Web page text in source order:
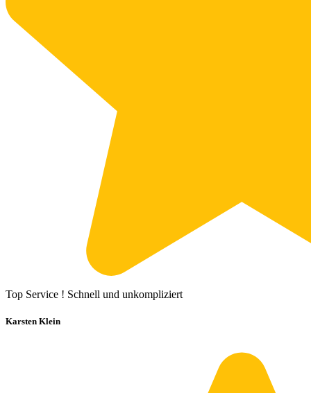
Top Service ! Schnell und unkompliziert
Karsten Klein